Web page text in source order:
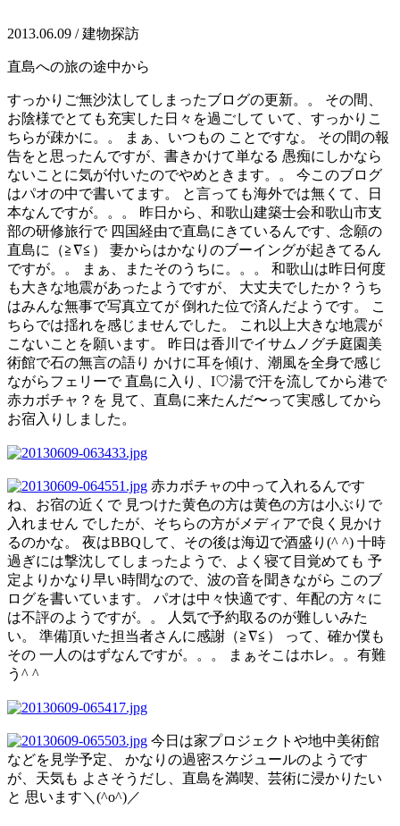
2013.06.09 / 建物探訪
直島への旅の途中から
すっかりご無沙汰してしまったブログの更新。。 その間、
お陰様でとても充実した日々を過ごして いて、すっかりこ
ちらが疎かに。。 まぁ、いつもの ことですな。 その間の報
告をと思ったんですが、書きかけて単なる 愚痴にしかなら
ないことに気が付いたのでやめときます。。 今このブログ
はパオの中で書いてます。 と言っても海外では無くて、日
本なんですが。。。 昨日から、和歌山建築士会和歌山市支
部の研修旅行で 四国経由で直島にきているんです、念願の
直島に（≧∇≦） 妻からはかなりのブーイングが起きてるん
ですが。。 まぁ、またそのうちに。。。 和歌山は昨日何度
も大きな地震があったようですが、 大丈夫でしたか？うち
はみんな無事で写真立てが 倒れた位で済んだようです。 こ
ちらでは揺れを感じませんでした。 これ以上大きな地震が
こないことを願います。 昨日は香川でイサムノグチ庭園美
術館で石の無言の語り かけに耳を傾け、潮風を全身で感じ
ながらフェリーで 直島に入り、I♡湯で汗を流してから港で
赤カボチャ？を 見て、直島に来たんだ〜って実感してから
お宿入りしました。
赤カボチャの中って入れるんです
ね、お宿の近くで 見つけた黄色の方は黄色の方は小ぶりで
入れません でしたが、そちらの方がメディアで良く見かけ
るのかな。 夜はBBQして、その後は海辺で酒盛り(^ ^) 十時
過ぎには撃沈してしまったようで、よく寝て目覚めても 予
定よりかなり早い時間なので、波の音を聞きながら このブ
ログを書いています。 パオは中々快適です、年配の方々に
は不評のようですが。。 人気で予約取るのが難しいみた
い。 準備頂いた担当者さんに感謝（≧∇≦） って、確か僕も
その 一人のはずなんですが。。。 まぁそこはホレ。。有難
う^ ^
今日は家プロジェクトや地中美術館
などを見学予定、 かなりの過密スケジュールのようです
が、天気も よさそうだし、直島を満喫、芸術に浸かりたい
と 思います＼(^o^)／